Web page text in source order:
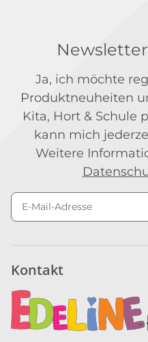
Ja, ich möchte
Produktneuheiten
Kita, Hort & Schule
kann mich
Weitere
Kontakt